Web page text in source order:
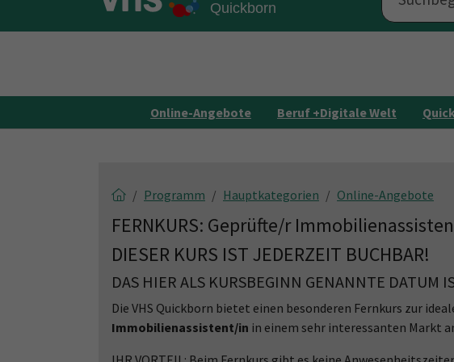
Skip to main content
Skip to page footer
Online-Angebote Beruf +Digitale Welt
Programm Hauptkategorien Online-Angebote
FERNKURS: Geprüfte/r
DIESER KURS IST JEDERZEIT BUCHBAR!
DAS HIER ALS KURSBEGINN GENANNTE DATUM
Die VHS Quickborn bietet einen besonderen Fernkurs zur
Immobilienassistent/in in einem sehr interessanten Markt